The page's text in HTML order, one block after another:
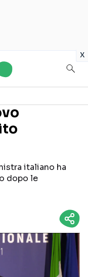
x
italiano ha
dopo le